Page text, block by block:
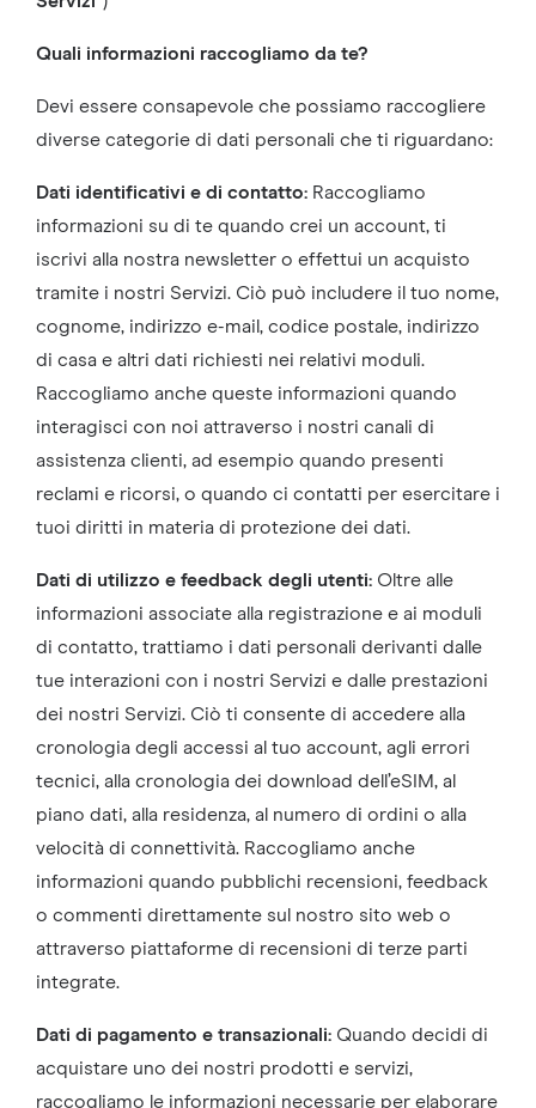
Quali informazioni raccogliamo da te?
Devi essere consapevole che possiamo raccogliere
diverse categorie di dati personali che ti riguardano:
Dati identificativi e di contatto:Raccogliamo
informazioni su di te quando crei un account, ti
iscrivi alla nostra newsletter o effettui un acquisto
tramite i nostri Servizi. Ciò può includere il tuo nome,
cognome, indirizzo e-mail, codice postale, indirizzo
di casa e altri dati richiesti nei relativi moduli.
Raccogliamo anche queste informazioni quando
interagisci con noi attraverso i nostri canali di
assistenza clienti, ad esempio quando presenti
reclami e ricorsi, o quando ci contatti per esercitare i
tuoi diritti in materia di protezione dei dati.
Dati di utilizzo e feedback degli utenti:Oltre alle
informazioni associate alla registrazione e ai moduli
di contatto, trattiamo i dati personali derivanti dalle
tue interazioni con i nostri Servizi e dalle prestazioni
dei nostri Servizi. Ciò ti consente di accedere alla
cronologia degli accessi al tuo account, agli errori
tecnici, alla cronologia dei download dell’eSIM, al
piano dati, alla residenza, al numero di ordini o alla
velocità di connettività. Raccogliamo anche
informazioni quando pubblichi recensioni, feedback
o commenti direttamente sul nostro sito web o
attraverso piattaforme di recensioni di terze parti
integrate.
Dati di pagamento e transazionali:Quando decidi di
acquistare uno dei nostri prodotti e servizi,
raccogliamo le informazioni necessarie per elaborare